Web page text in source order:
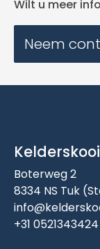
Wilt u meer
Neem
Boterweg 2
8334 NS Tuk
+31 0521343424